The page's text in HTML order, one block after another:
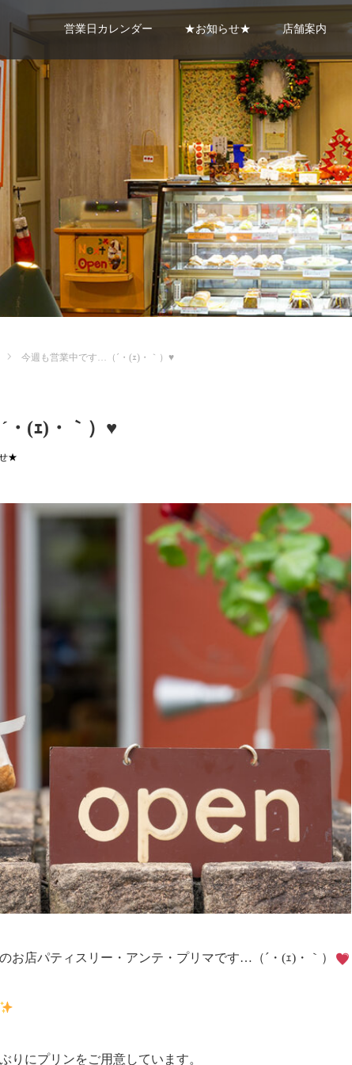
営業日カレンダー ★お知らせ★ 店舗案内
今週も営業中です…（´・(ｪ)・｀）♥
(ｪ)・｀）♥
★
お店パティスリー・アンテ・プリマです…（´・(ｪ)・｀）
りにプリンをご用意しています。